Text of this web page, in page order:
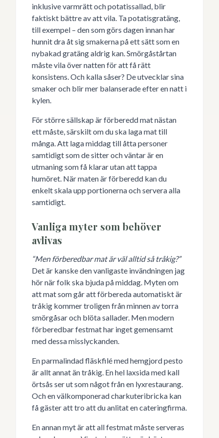
inklusive varmrätt och potatissallad, blir
faktiskt bättre av att vila. Ta potatisgratäng,
till exempel – den som görs dagen innan har
hunnit dra åt sig smakerna på ett sätt som en
nybakad gratäng aldrig kan. Smörgåstårtan
måste vila över natten för att få rätt
konsistens. Och kalla såser? De utvecklar sina
smaker och blir mer balanserade efter en natt i
kylen.
För större sällskap är förberedd mat nästan
ett måste, särskilt om du ska laga mat till
många. Att laga middag till åtta personer
samtidigt som de sitter och väntar är en
utmaning som få klarar utan att tappa
humöret. När maten är förberedd kan du
enkelt skala upp portionerna och servera alla
samtidigt.
Vanliga myter som behöver
avlivas
“Men förberedbar mat är väl alltid så tråkig?”
Det är kanske den vanligaste invändningen jag
hör när folk ska bjuda på middag. Myten om
att mat som går att förbereda automatiskt är
tråkig kommer troligen från minnen av torra
smörgåsar och blöta sallader. Men modern
förberedbar festmat har inget gemensamt
med dessa misslyckanden.
En parmalindad fläskfilé med hemgjord pesto
är allt annat än tråkig. En hel laxsida med kall
örtsås ser ut som något från en lyxrestaurang.
Och en välkomponerad charkuteribricka kan
få gäster att tro att du anlitat en cateringfirma.
En annan myt är att all festmat måste serveras